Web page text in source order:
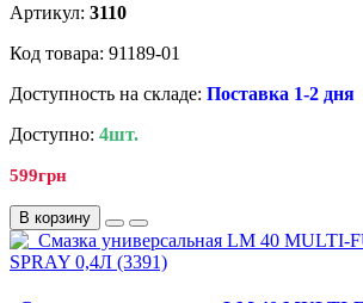
Артикул: 3110
Код товара: 91189-01
Доступность на складе: Поставка 1-2 дня
Доступно: 4шт.
599грн
В корзину